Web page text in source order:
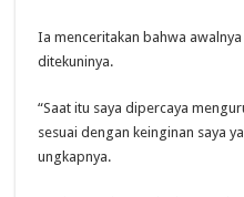
Ia menceritakan bahwa
ditekuninya.
“Saat itu saya dipercaya
sesuai dengan keinginan saya
ungkapnya.